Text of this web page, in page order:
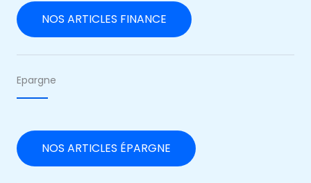
NOS ARTICLES FINANCE
Epargne
NOS ARTICLES ÉPARGNE